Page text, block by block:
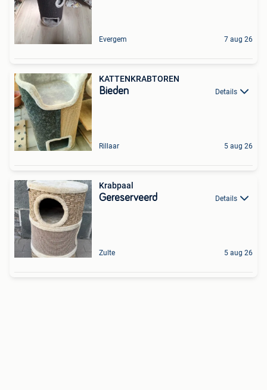
Evergem 7 aug 26
KATTENKRABTOREN
Bieden Details
Rillaar 5 aug 26
Krabpaal
Gereserveerd Details
Zulte 5 aug 26